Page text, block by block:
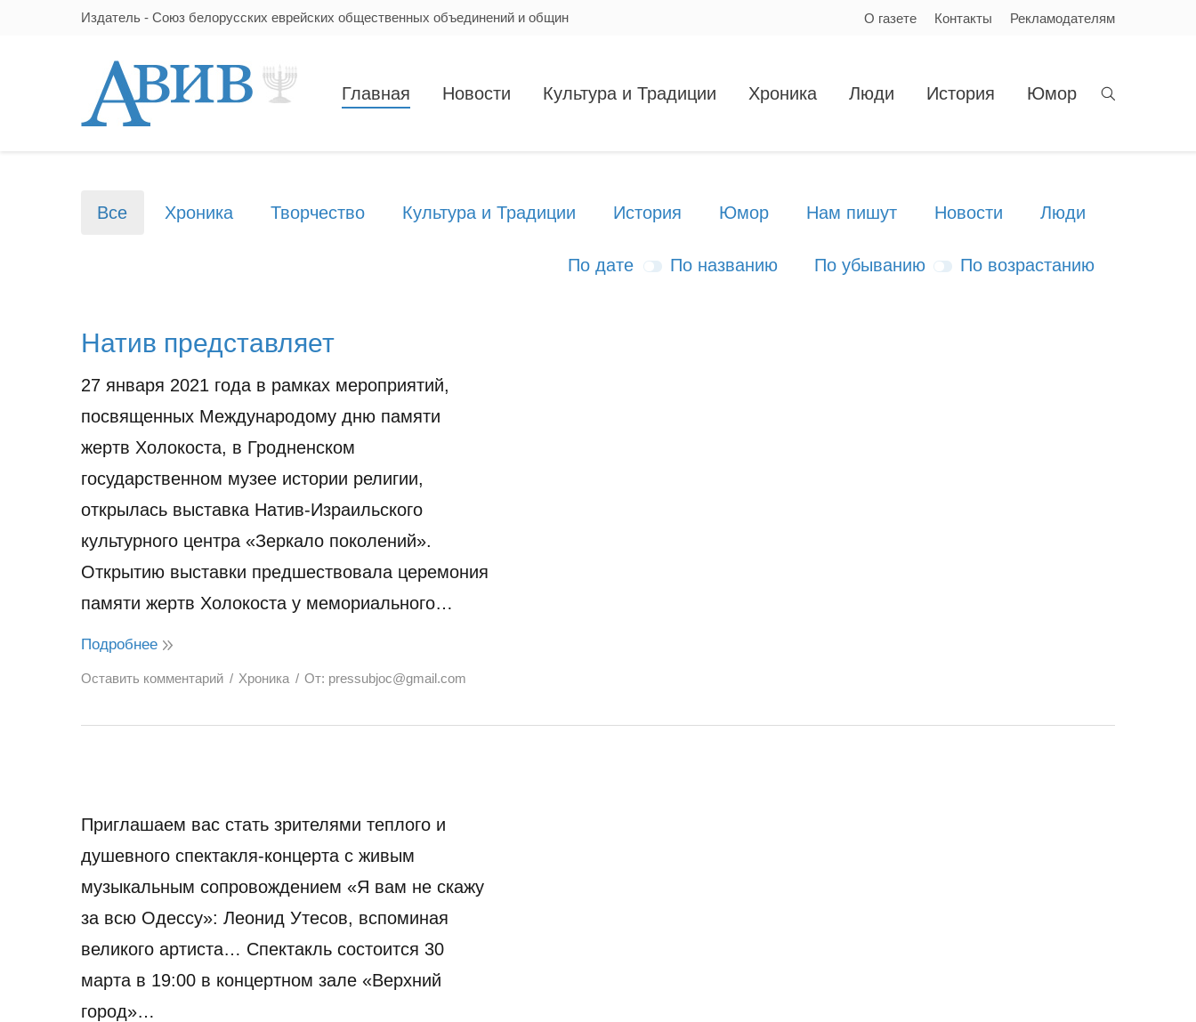
Издатель - Союз белорусских еврейских общественных объединений и общин О газете Контакты Рекламодателям
Главная Новости Культура и Традиции Хроника Люди История Юмор
Все Хроника Творчество Культура и Традиции История Юмор Нам пишут Новости Люди
По дате По названию По убыванию По возрастанию
Натив представляет
27 января 2021 года в рамках мероприятий,
посвященных Международому дню памяти
жертв Холокоста, в Гродненском
государственном музее истории религии,
открылась выставка Натив-Израильского
культурного центра «Зеркало поколений».
Открытию выставки предшествовала церемония
памяти жертв Холокоста у мемориального…
Подробнее
Оставить комментарий Хроника От: pressubjoc@gmail.com
Приглашаем вас стать зрителями теплого и
душевного спектакля-концерта с живым
музыкальным сопровождением «Я вам не скажу
за всю Одессу»: Леонид Утесов, вспоминая
великого артиста… Спектакль состоится 30
марта в 19:00 в концертном зале «Верхний
город»…